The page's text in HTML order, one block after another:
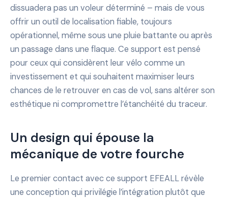
dissuadera pas un voleur déterminé – mais de vous
offrir un outil de localisation fiable, toujours
opérationnel, même sous une pluie battante ou après
un passage dans une flaque. Ce support est pensé
pour ceux qui considèrent leur vélo comme un
investissement et qui souhaitent maximiser leurs
chances de le retrouver en cas de vol, sans altérer son
esthétique ni compromettre l’étanchéité du traceur.
Un design qui épouse la
mécanique de votre fourche
Le premier contact avec ce support EFEALL révèle
une conception qui privilégie l’intégration plutôt que